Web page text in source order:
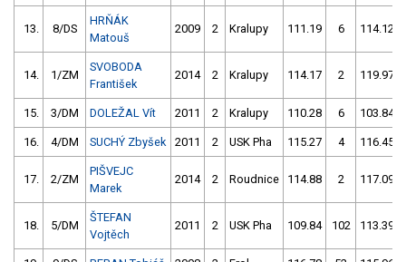
13. 8/DS
HRŇÁK
Matouš
2009 2 Kralupy 111.19 6 114.12
14. 1/ZM
SVOBODA
František
2014 2 Kralupy 114.17 2 119.97
15. 3/DM DOLEŽAL Vít 2011 2 Kralupy 110.28 6 103.84
16. 4/DM SUCHÝ Zbyšek 2011 2 USK Pha 115.27 4 116.45
17. 2/ZM
PIŠVEJC
Marek
2014 2 Roudnice 114.88 2 117.09
18. 5/DM
ŠTEFAN
Vojtěch
2011 2 USK Pha 109.84 102 113.39